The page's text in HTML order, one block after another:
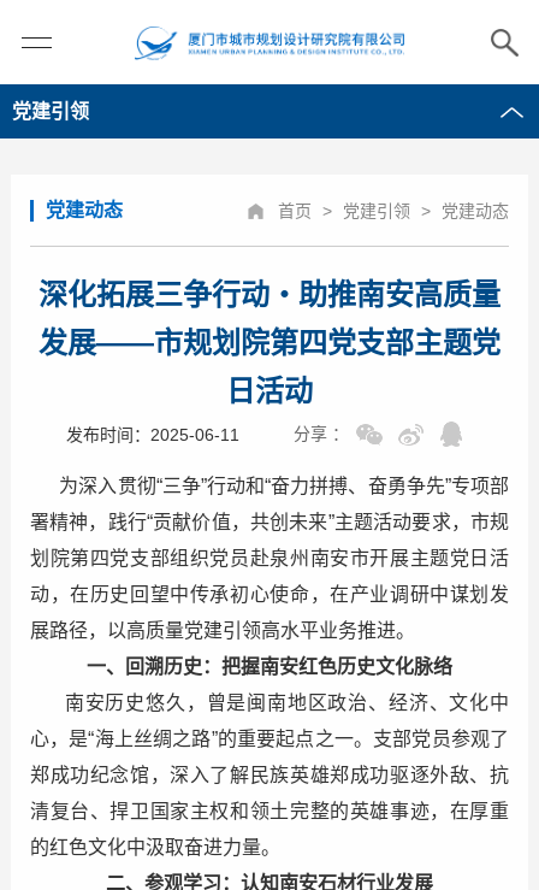
党建引领
党建动态 首页 > 党建引领 > 党建动态
深化拓展三争行动・助推南安高质量
发展——市规划院第四党支部主题党
日活动
发布时间：2025-06-11 分享 ：
为深入贯彻“三争”行动和“奋力拼搏、奋勇争先”专项部
署精神，践行“贡献价值，共创未来”主题活动要求，市规
划院第四党支部组织党员赴泉州南安市开展主题党日活
动，在历史回望中传承初心使命，在产业调研中谋划发
展路径，以高质量党建引领高水平业务推进。
一、回溯历史：把握南安红色历史文化脉络
南安历史悠久，曾是闽南地区政治、经济、文化中
心，是“海上丝绸之路”的重要起点之一。支部党员参观了
郑成功纪念馆，深入了解民族英雄郑成功驱逐外敌、抗
清复台、捍卫国家主权和领土完整的英雄事迹，在厚重
的红色文化中汲取奋进力量。
二、参观学习：认知南安石材行业发展